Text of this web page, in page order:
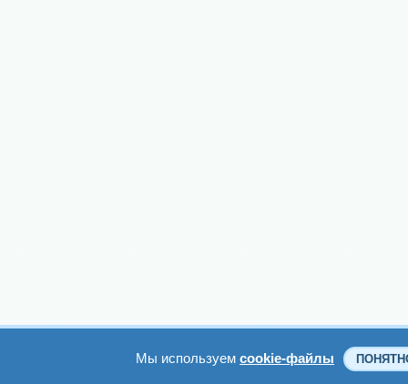
Мы используем cookie-файлы